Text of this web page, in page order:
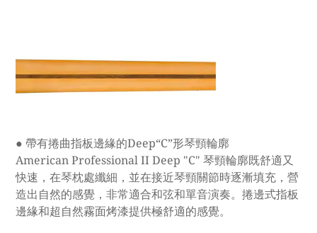
● 帶有捲曲指板邊緣的Deep“C”形琴頸輪廓
American Professional II Deep "C" 琴頸輪廓既舒適又
快速，在琴枕處纖細，並在接近琴頸關節時逐漸填充，營
造出自然的感覺，非常適合和弦和單音演奏。捲邊式指板
邊緣和超自然霧面烤漆提供極舒適的感覺。